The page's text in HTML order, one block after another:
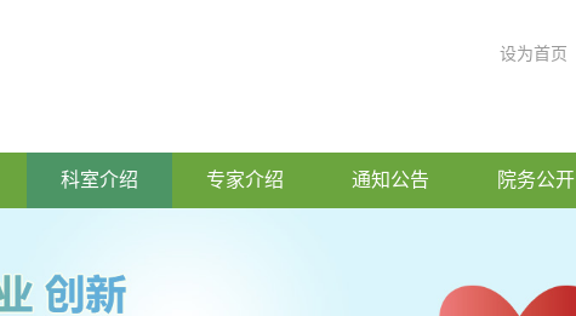
设为首页
科室介绍 专家介绍 通知公告 院务公开